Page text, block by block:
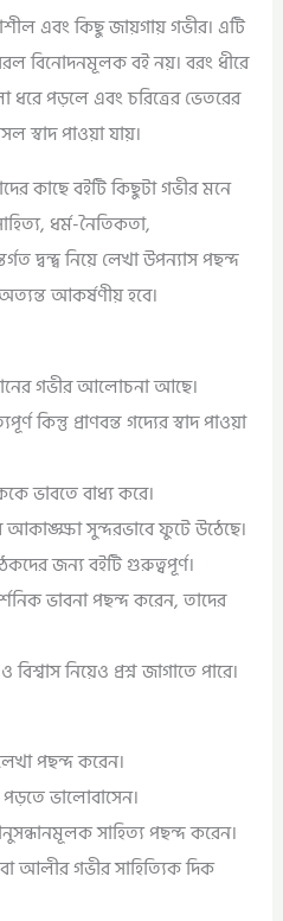
এবং কিছু জায়গায় গভীর। এটি
বিনোদনমূলক বই নয়। বরং ধীরে
পড়লে এবং চরিত্রের ভেতরের
পাওয়া যায়।
কাছে বইটি কিছুটা গভীর মনে
ধর্ম-নৈতিকতা,
দ্বন্দ্ব নিয়ে লেখা উপন্যাস পছন্দ
আকর্ষণীয় হবে।
গভীর আলোচনা আছে।
কিন্তু প্রাণবন্ত গদ্যের স্বাদ পাওয়া
ভাবতে বাধ্য করে।
সুন্দরভাবে ফুটে উঠেছে।
জন্য বইটি গুরুত্বপূর্ণ।
ভাবনা পছন্দ করেন, তাদের
নিয়েও প্রশ্ন জাগাতে পারে।
পছন্দ করেন।
পড়তে ভালোবাসেন।
সাহিত্য পছন্দ করেন।
আলীর গভীর সাহিত্যিক দিক